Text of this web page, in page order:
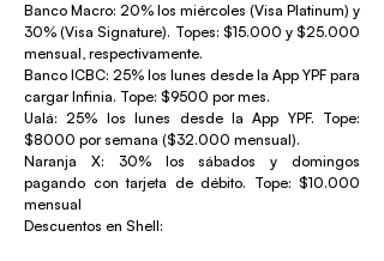
Banco Macro: 20% los miércoles (Visa Platinum) y
30% (Visa Signature). Topes: $15.000 y $25.000
mensual, respectivamente.
Banco ICBC: 25% los lunes desde la App YPF para
cargar Infinia. Tope: $9500 por mes.
Ualá: 25% los lunes desde la App YPF. Tope:
$8000 por semana ($32.000 mensual).
Naranja X: 30% los sábados y domingos
pagando con tarjeta de débito. Tope: $10.000
mensual
Descuentos en Shell: